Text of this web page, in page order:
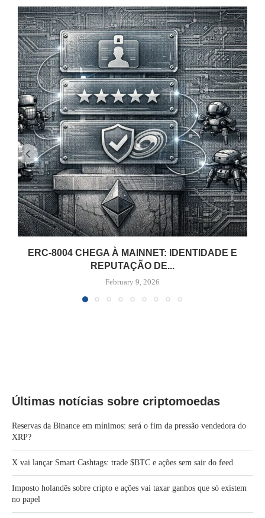
ERC-8004 CHEGA À MAINNET: IDENTIDADE E
REPUTAÇÃO DE...
February 9, 2026
Últimas notícias sobre criptomoedas
Reservas da Binance em mínimos: será o fim da pressão vendedora do
XRP?
X vai lançar Smart Cashtags: trade $BTC e ações sem sair do feed
Imposto holandês sobre cripto e ações vai taxar ganhos que só existem
no papel